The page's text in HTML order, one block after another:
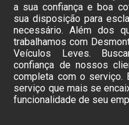
a sua confiança e boa
sua disposição para
necessário. Além dos
trabalhamos com
Veículos Leves.
confiança de nossos
completa com o serviço.
serviço que mais se
funcionalidade de seu